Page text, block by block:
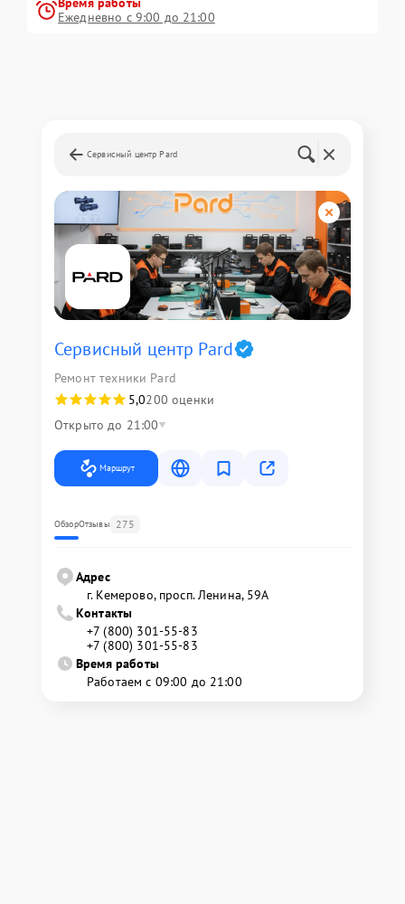
Ежедневно с 9:00 до 21:00
Сервисный центр Pard
Сервисный центр Pard
Ремонт техники Pard
5,0200 оценки
Открыто до 21:00
Маршрут
ОбзорОтзывы 275
Адрес
г. Кемерово, просп. Ленина, 59А
Контакты
+7 (800) 301-55-83
+7 (800) 301-55-83
Время работы
Работаем с 09:00 до 21:00